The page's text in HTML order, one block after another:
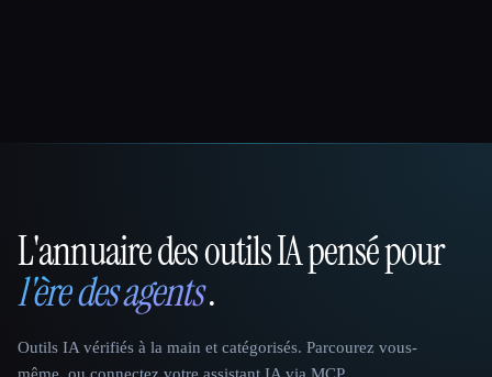
That AI Collection
L'annuaire des outils IA pensé pour
l'ère des agents.
Outils IA vérifiés à la main et catégorisés. Parcourez vous-